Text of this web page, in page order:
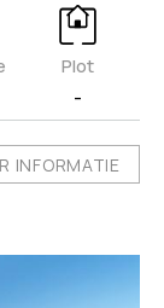
Plot
-
INFORMATIE